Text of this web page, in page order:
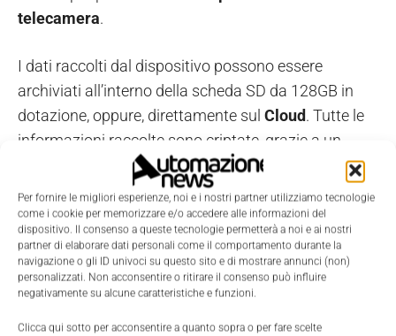
Per fornire le migliori esperienze, noi e i nostri partner utilizziamo tecnologie
come i cookie per memorizzare e/o accedere alle informazioni del
dispositivo. Il consenso a queste tecnologie permetterà a noi e ai nostri
partner di elaborare dati personali come il comportamento durante la
navigazione o gli ID univoci su questo sito e di mostrare annunci (non)
personalizzati. Non acconsentire o ritirare il consenso può influire
negativamente su alcune caratteristiche e funzioni.
Clicca qui sotto per acconsentire a quanto sopra o per fare scelte
telecamera.
I dati raccolti dal dispositivo possono essere
archiviati all’interno della scheda SD da 128GB in
dotazione, oppure, direttamente sul Cloud. Tutte le
informazioni raccolte sono criptate, grazie a un
processore dedicato allacifratura dei dati
AES 256-
bit.
TAGS Melchioni Ready Telecamere Wi-Fi